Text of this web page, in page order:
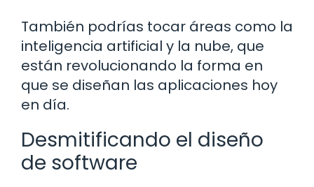
También podrías tocar áreas como la
inteligencia artificial y la nube, que
están revolucionando la forma en
que se diseñan las aplicaciones hoy
en día.
Desmitificando el diseño
de software